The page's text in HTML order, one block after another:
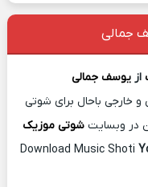
جمالی
ازیوسف جمالی
و خارجی باحال برای شوتی
در وبسایتشوتی موزیک
Download Music Shoti